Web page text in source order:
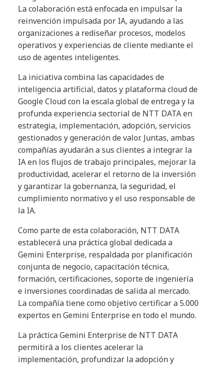
La colaboración está enfocada en impulsar la
reinvención impulsada por IA, ayudando a las
organizaciones a rediseñar procesos, modelos
operativos y experiencias de cliente mediante el
uso de agentes inteligentes.
La iniciativa combina las capacidades de
inteligencia artificial, datos y plataforma cloud de
Google Cloud con la escala global de entrega y la
profunda experiencia sectorial de NTT DATA en
estrategia, implementación, adopción, servicios
gestionados y generación de valor. Juntas, ambas
compañías ayudarán a sus clientes a integrar la
IA en los flujos de trabajo principales, mejorar la
productividad, acelerar el retorno de la inversión
y garantizar la gobernanza, la seguridad, el
cumplimiento normativo y el uso responsable de
la IA.
Como parte de esta colaboración, NTT DATA
establecerá una práctica global dedicada a
Gemini Enterprise, respaldada por planificación
conjunta de negocio, capacitación técnica,
formación, certificaciones, soporte de ingeniería
e inversiones coordinadas de salida al mercado.
La compañía tiene como objetivo certificar a 5.000
expertos en Gemini Enterprise en todo el mundo.
La práctica Gemini Enterprise de NTT DATA
permitirá a los clientes acelerar la
implementación, profundizar la adopción y